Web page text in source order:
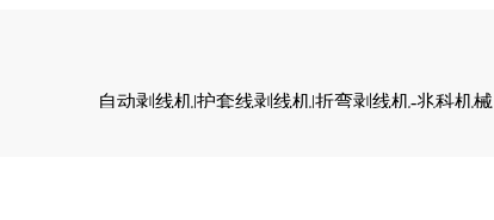
自动剥线机|护套线剥线机|折弯剥线机-兆科机械